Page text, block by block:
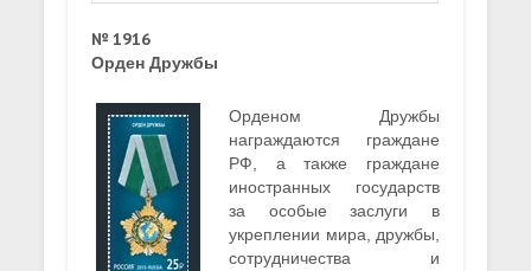
№ 1916
Орден Дружбы
Орденом Дружбы
награждаются граждане
РФ, а также граждане
иностранных государств
за особые заслуги в
укреплении мира, дружбы,
сотрудничества и